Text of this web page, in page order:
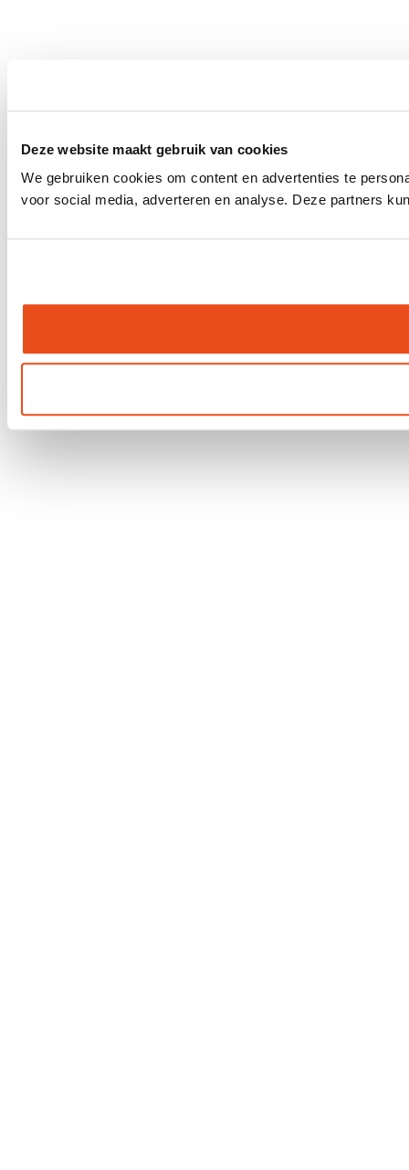
Deze website maakt gebruik van cookies
We gebruiken cookies om content en advertenties te
voor social media, adverteren en analyse. Deze partners